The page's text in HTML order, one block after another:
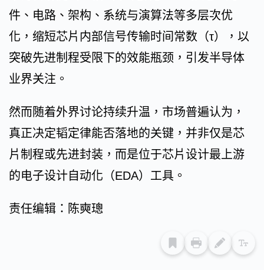
件、电路、架构、系统与演算法等多层次优
化，缩短芯片内部信号传输时间常数（τ），以
突破先进制程受限下的效能瓶颈，引发半导体
业界关注。
然而随着外界讨论持续升温，市场普遍认为，
真正决定韬定律能否落地的关键，并非仅是芯
片制程或先进封装，而是位于芯片设计最上游
的电子设计自动化（EDA）工具。
责任编辑：陈奭璁